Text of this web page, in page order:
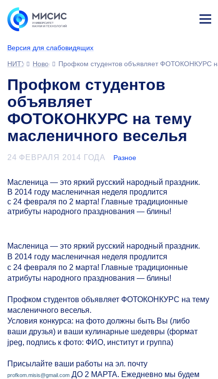
Версия для слабовидящих
ине
НИТУ МИСИС
НовостиПрофком студентов объявляет ФОТОКОНКУРС
Профком студентов
объявляет
ФОТОКОНКУРС на тему
масленичного веселья
24 ФЕВРАЛЯ 2014 ГОДА Разное
Масленица — это яркий русский народный праздник.
В 2014 году масленичная неделя продлится
с 24 февраля по 2 марта! Главные традиционные
атрибуты народного празднования — блины!
Масленица — это яркий русский народный праздник.
В 2014 году масленичная неделя продлится
с 24 февраля по 2 марта! Главные традиционные
атрибуты народного празднования — блины!
Профком студентов объявляет ФОТОКОНКУРС на тему
масленичного веселья.
Условия конкурса: на фото должны быть Вы (либо
ваши друзья) и ваши кулинарные шедевры (формат
jpeg, подпись к фото: ФИО, институт и группа)
Присылайте ваши работы на эл. почту
profkom.misis@gmail.com ДО 2 МАРТА. Ежедневно мы будем